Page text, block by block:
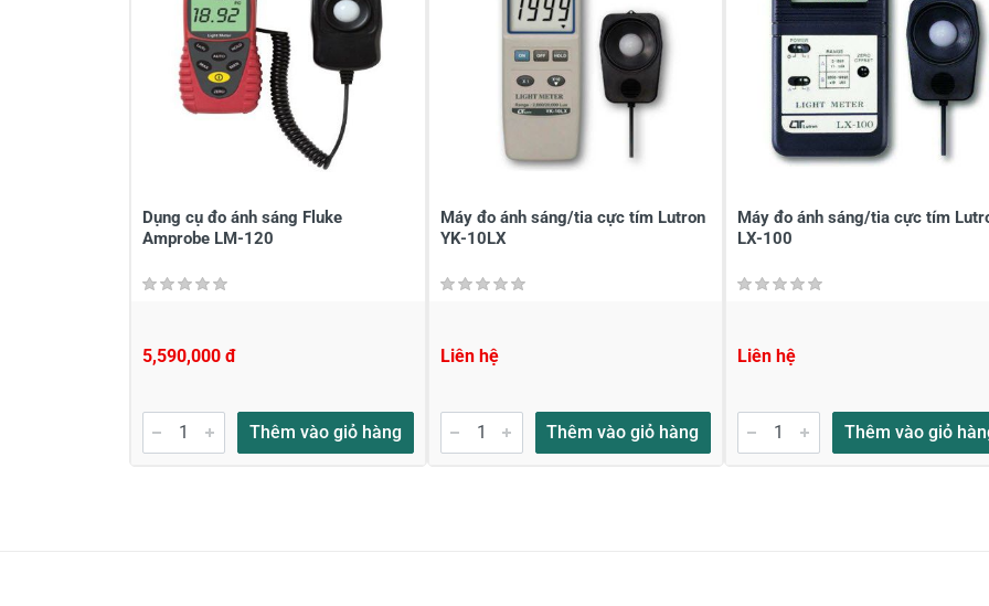
Đánh giá sao Họ và tên* Tiêu đề của nhận xét *
Viết nhận xét của bạn vào bên dưới*
Dụng cụ đo ánh sáng Fluke
Amprobe LM-120
5,590,000 đ
Thêm vào giỏ hàng
Máy đo ánh sáng/tia cực tím Lutron
YK-10LX
Liên hệ
Thêm vào giỏ hàng
Máy đo ánh sáng/tia cực tím
LX-100
Liên hệ
Thêm vào giỏ